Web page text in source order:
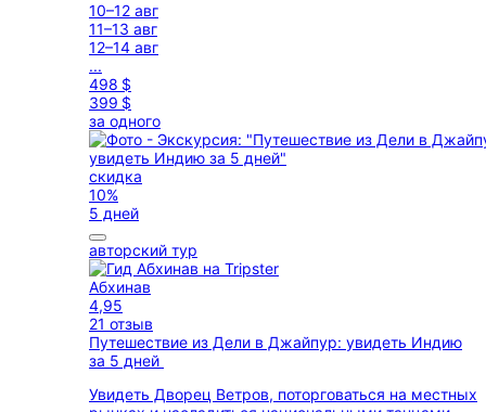
10–12 авг
11–13 авг
12–14 авг
...
498 $
399 $
за одного
скидка
10%
5 дней
авторский тур
Абхинав
4,95
21 отзыв
Путешествие из Дели в Джайпур: увидеть Индию
за 5 дней
Увидеть Дворец Ветров, поторговаться на местных